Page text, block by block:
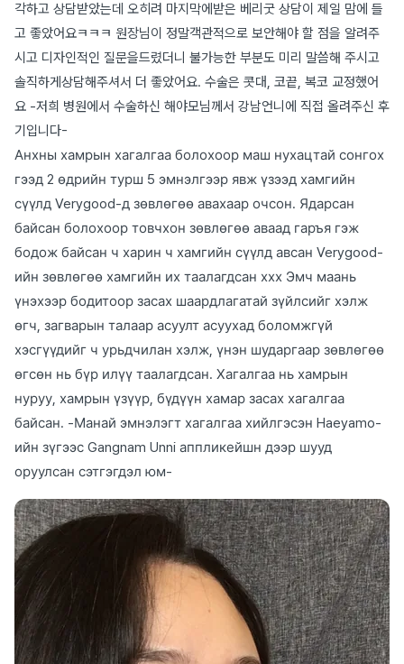
각하고 상담받았는데 오히려 마지막에받은 베리굿 상담이 제일 맘에 들
고 좋았어요ㅋㅋㅋ 원장님이 정말객관적으로 보안해야 할 점을 알려주
시고 디자인적인 질문을드렸더니 불가능한 부분도 미리 말씀해 주시고
솔직하게상담해주셔서 더 좋았어요. 수술은 콧대, 코끝, 복코 교정했어
요 -저희 병원에서 수술하신 해야모님께서 강남언니에 직접 올려주신 후
기입니다-
Анхны хамрын хагалгаа болохоор маш нухацтай сонгох
гээд 2 өдрийн турш 5 эмнэлгээр явж үзээд хамгийн
сүүлд Verygood-д зөвлөгөө авахаар очсон. Ядарсан
байсан болохоор товчхон зөвлөгөө аваад гаръя гэж
бодож байсан ч харин ч хамгийн сүүлд авсан Verygood-
ийн зөвлөгөө хамгийн их таалагдсан ххх Эмч маань
үнэхээр бодитоор засах шаардлагатай зүйлсийг хэлж
өгч, загварын талаар асуулт асуухад боломжгүй
хэсгүүдийг ч урьдчилан хэлж, үнэн шударгаар зөвлөгөө
өгсөн нь бүр илүү таалагдсан. Хагалгаа нь хамрын
нуруу, хамрын үзүүр, бүдүүн хамар засах хагалгаа
байсан. -Манай эмнэлэгт хагалгаа хийлгэсэн Haeyamo-
ийн зүгээс Gangnam Unni аппликейшн дээр шууд
оруулсан сэтгэгдэл юм-